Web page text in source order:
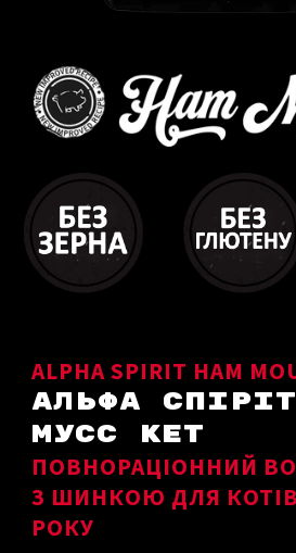
ALPHA SPIRIT HAM
АЛЬФА
МУСС КЕТ
ПОВНОРАЦІОННИЙ
З ШИНКОЮ ДЛЯ
РОКУ